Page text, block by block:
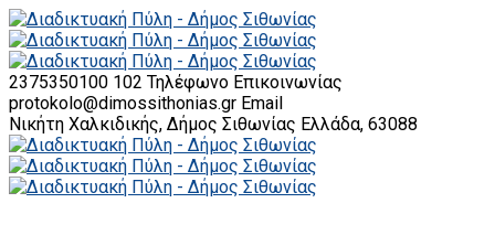
2375350100 102 Τηλέφωνο Επικοινωνίας
protokolo@dimossithonias.gr Email
Νικήτη Χαλκιδικής, Δήμος Σιθωνίας Ελλάδα, 63088